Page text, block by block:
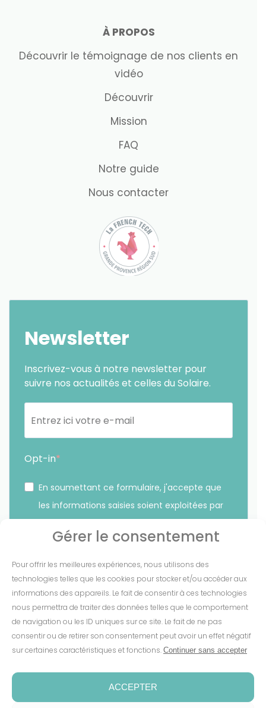
Gérer le consentement
Pour offrir les meilleures expériences, nous utilisons des
technologies telles que les cookies pour stocker et/ou accéder aux
informations des appareils. Le fait de consentir à ces technologies
nous permettra de traiter des données telles que le comportement
de navigation ou les ID uniques sur ce site. Le fait de ne pas
consentir ou de retirer son consentement peut avoir un effet négatif
sur certaines caractéristiques et fonctions. Continuer sans accepter
ACCEPTER
À PROPOS
Découvrir le témoignage de nos clients en
vidéo
Découvrir
Mission
FAQ
Notre guide
Nous contacter
Newsletter
Inscrivez-vous à notre newsletter pour
suivre nos actualités et celles du Solaire.
Opt-in
En soumettant ce formulaire, j'accepte que
les informations saisies soient exploitées par
sur le lien présent dans nos emails.
S'INSCRIRE
Conditions de garantie-Espace presse